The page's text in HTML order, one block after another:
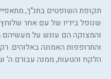
תקופת השופטים בתנ"ך,
שנופל בידיו של עם אחר
והמצוקה הם עונש על מעשיהם
והתרופפות האמונה באלוהים. רק
הלקח והטעות, ממנה עבורם ה'